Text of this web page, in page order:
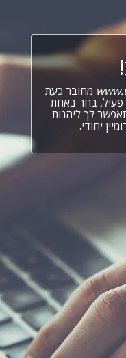
מחובר כעת
פעיל, בחר באחת
לך ליהנות
יחודי.